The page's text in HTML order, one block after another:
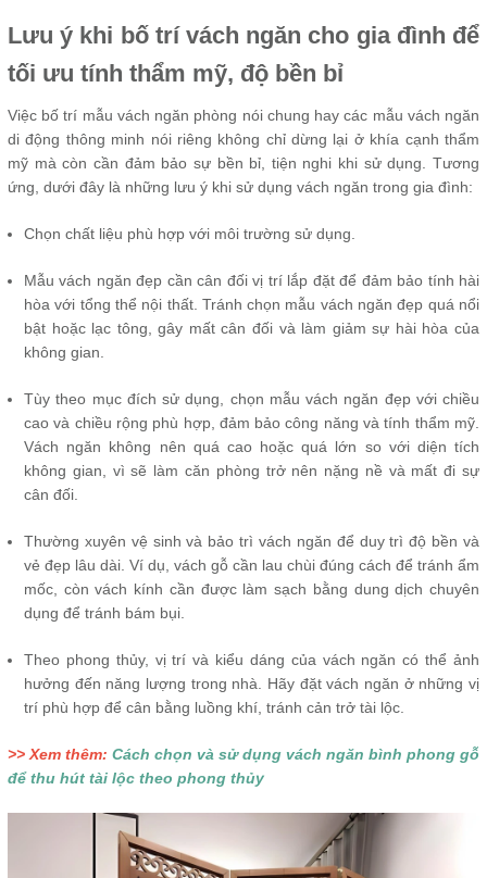
Lưu ý khi bố trí vách ngăn cho gia đình để
tối ưu tính thẩm mỹ, độ bền bỉ
Việc bố trí mẫu vách ngăn phòng nói chung hay các mẫu vách ngăn
di động thông minh nói riêng không chỉ dừng lại ở khía cạnh thẩm
mỹ mà còn cần đảm bảo sự bền bỉ, tiện nghi khi sử dụng. Tương
ứng, dưới đây là những lưu ý khi sử dụng vách ngăn trong gia đình:
Chọn chất liệu phù hợp với môi trường sử dụng.
Mẫu vách ngăn đẹp cần cân đối vị trí lắp đặt để đảm bảo tính hài
hòa với tổng thể nội thất. Tránh chọn mẫu vách ngăn đẹp quá nổi
bật hoặc lạc tông, gây mất cân đối và làm giảm sự hài hòa của
không gian.
Tùy theo mục đích sử dụng, chọn mẫu vách ngăn đẹp với chiều
cao và chiều rộng phù hợp, đảm bảo công năng và tính thẩm mỹ.
Vách ngăn không nên quá cao hoặc quá lớn so với diện tích
không gian, vì sẽ làm căn phòng trở nên nặng nề và mất đi sự
cân đối.
Thường xuyên vệ sinh và bảo trì vách ngăn để duy trì độ bền và
vẻ đẹp lâu dài. Ví dụ, vách gỗ cần lau chùi đúng cách để tránh ẩm
mốc, còn vách kính cần được làm sạch bằng dung dịch chuyên
dụng để tránh bám bụi.
Theo phong thủy, vị trí và kiểu dáng của vách ngăn có thể ảnh
hưởng đến năng lượng trong nhà. Hãy đặt vách ngăn ở những vị
trí phù hợp để cân bằng luồng khí, tránh cản trở tài lộc.
>> Xem thêm: Cách chọn và sử dụng vách ngăn bình phong gỗ
để thu hút tài lộc theo phong thủy